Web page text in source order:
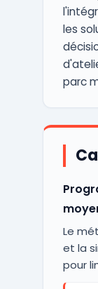
les
parc
Le
et la
pour